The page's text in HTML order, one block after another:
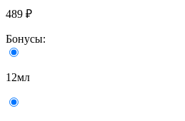
489 ₽
Бонусы:
12мл